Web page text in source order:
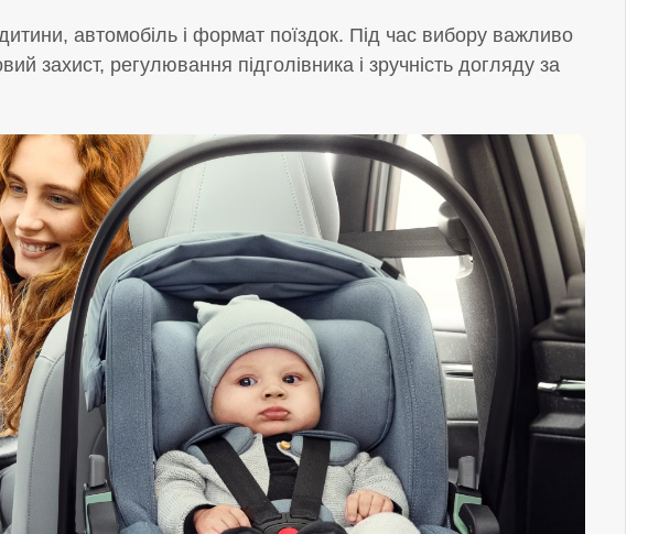
автомобіль і формат поїздок. Під час вибору важливо
захист, регулювання підголівника і зручність догляду за